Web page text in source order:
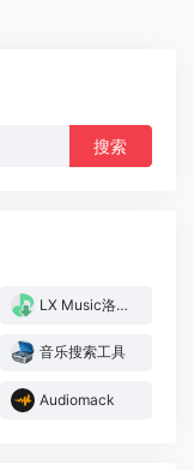
LX Music洛雪音乐助手
音乐搜索工具
Audiomack